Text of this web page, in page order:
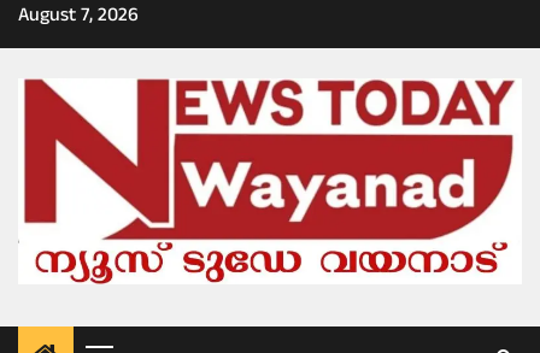
Skip
to
August 7, 2026